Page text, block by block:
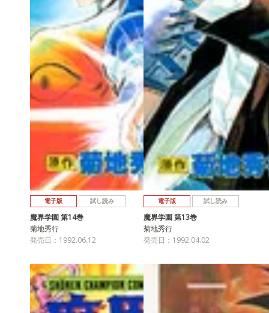
電子版 試し読み
魔界学園 第14巻
菊地秀行
発売日：1992.06.12
電子版 試し読み
魔界学園 第13巻
菊地秀行
発売日：1992.04.02